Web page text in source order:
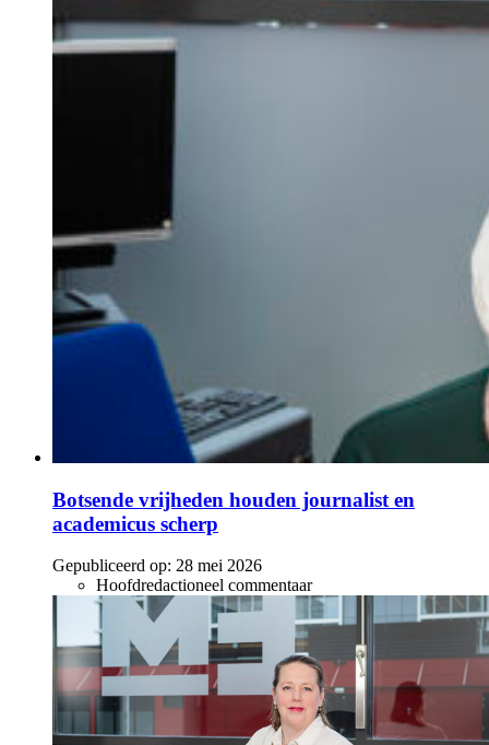
Botsende vrijheden houden journalist en
academicus scherp
Gepubliceerd op: 28 mei 2026
Hoofdredactioneel commentaar